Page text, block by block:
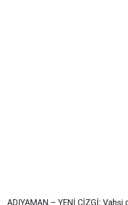
ADIYAMAN – YENİ ÇİZGİ: